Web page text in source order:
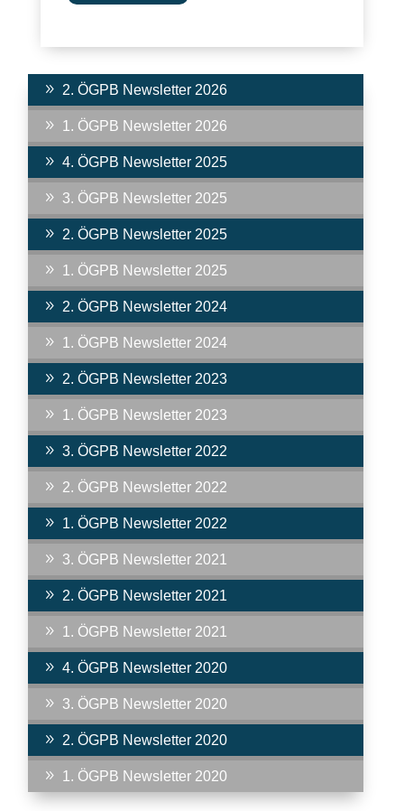
9 2. ÖGPB Newsletter 2026
9 1. ÖGPB Newsletter 2026
9 4. ÖGPB Newsletter 2025
9 3. ÖGPB Newsletter 2025
9 2. ÖGPB Newsletter 2025
9 1. ÖGPB Newsletter 2025
9 2. ÖGPB Newsletter 2024
9 1. ÖGPB Newsletter 2024
9 2. ÖGPB Newsletter 2023
9 1. ÖGPB Newsletter 2023
9 3. ÖGPB Newsletter 2022
9 2. ÖGPB Newsletter 2022
9 1. ÖGPB Newsletter 2022
9 3. ÖGPB Newsletter 2021
9 2. ÖGPB Newsletter 2021
9 1. ÖGPB Newsletter 2021
9 4. ÖGPB Newsletter 2020
9 3. ÖGPB Newsletter 2020
9 2. ÖGPB Newsletter 2020
9 1. ÖGPB Newsletter 2020